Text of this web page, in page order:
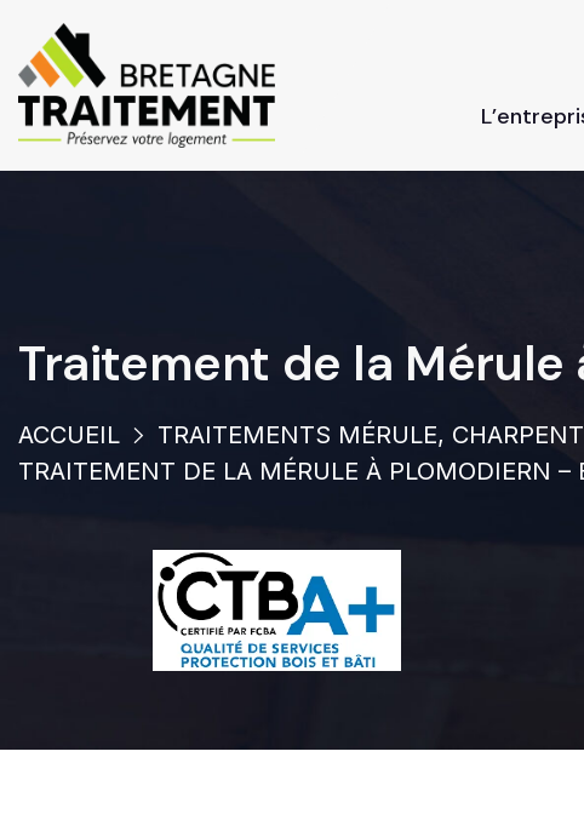
Traitement de la Mérule
ACCUEIL
TRAITEMENTS MÉRULE,
TRAITEMENT DE LA MÉRULE À PLOMODIERN –